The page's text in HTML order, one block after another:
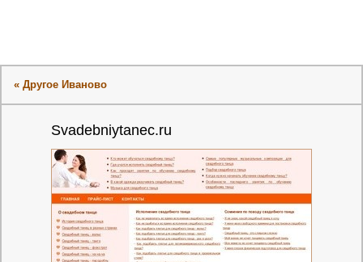
« Другое Иваново
Svadebniytanec.ru